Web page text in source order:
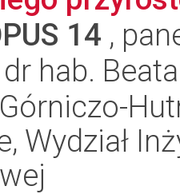
14 ,
hab.
Wydział